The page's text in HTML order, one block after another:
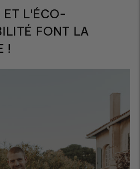
ET L'ÉCO-
FONT LA
!